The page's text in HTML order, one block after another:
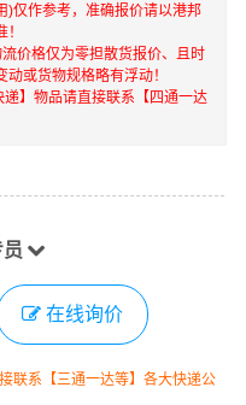
)仅作参考，准确报价请以港邦
价格仅为零担散货报价、且时
或货物规格略有浮动！
】物品请直接联系【四通一达
在线询价
联系【三通一达等】各大快递公